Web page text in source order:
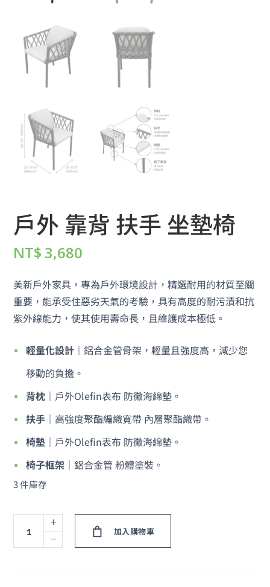
戶外 靠背 扶手 坐墊椅
NT$ 3,680
美新戶外家具，專為戶外環境設計，精選耐用的材質至關
重要，能承受住惡劣天氣的考驗，具有高度的耐污漬和抗
紫外線能力，使其使用壽命長，且維護成本極低。
輕量化設計 ｜鋁合金管骨架，輕量且強度高，減少您
移動的負擔。
背枕 ｜ 戶外Olefin表布 防黴海綿墊 。
扶手 ｜ 高強度聚酯編織寬帶 內層聚酯織帶 。
椅墊 ｜ 戶外Olefin表布 防黴海綿墊 。
椅子框架 ｜鋁合金管 粉體塗裝 。
3 件庫存
加入購物車